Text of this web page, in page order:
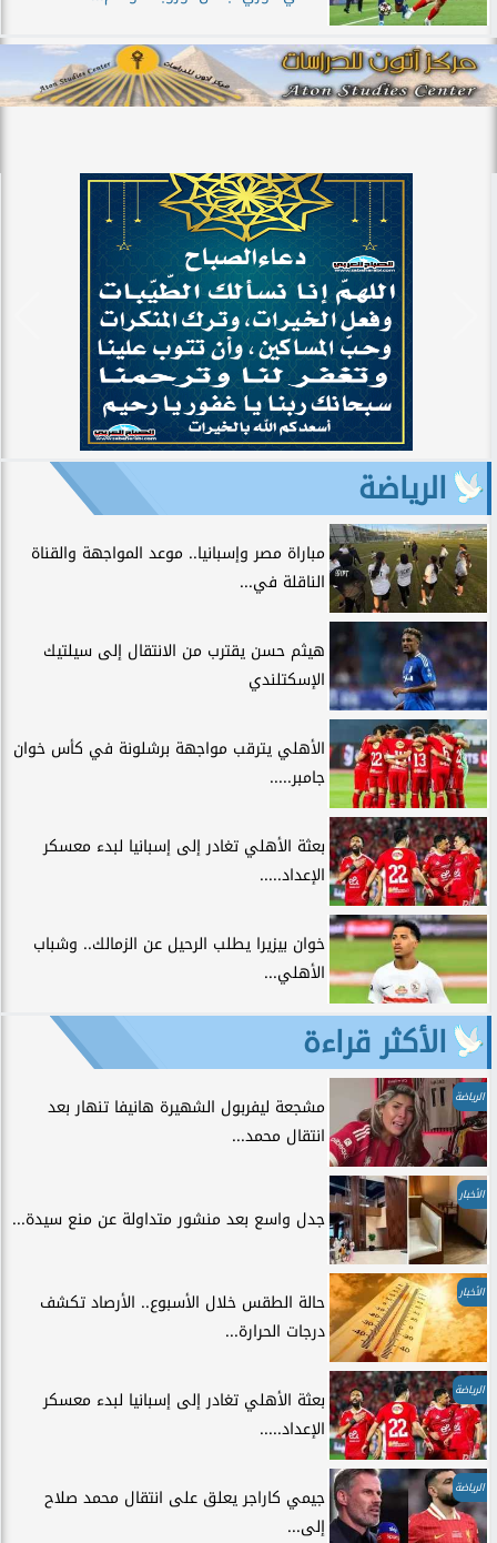
الرياضة
مباراة مصر وإسبانيا.. موعد المواجهة والقناة
الناقلة في...
هيثم حسن يقترب من الانتقال إلى سيلتيك
الإسكتلندي
الأهلي يترقب مواجهة برشلونة في كأس خوان
جامبر.....
بعثة الأهلي تغادر إلى إسبانيا لبدء معسكر
الإعداد.....
خوان بيزيرا يطلب الرحيل عن الزمالك.. وشباب
الأهلي...
الأكثر قراءة
الرياضة
مشجعة ليفربول الشهيرة هانيفا تنهار بعد
انتقال محمد...
الأخبار
جدل واسع بعد منشور متداولة عن منع سيدة...
الأخبار
حالة الطقس خلال الأسبوع.. الأرصاد تكشف
درجات الحرارة...
الرياضة
بعثة الأهلي تغادر إلى إسبانيا لبدء معسكر
الإعداد.....
الرياضة
جيمي كاراجر يعلق على انتقال محمد صلاح
إلى...